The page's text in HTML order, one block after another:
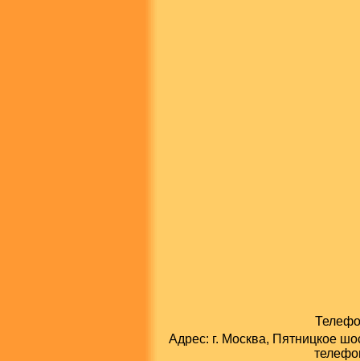
Адрес: г. Москва, Пятницкое